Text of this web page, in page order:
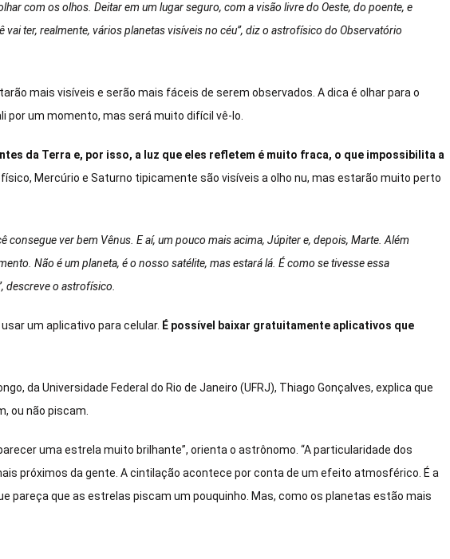
com os olhos. Deitar em um lugar seguro, com a visão livre do Oeste, do poente, e
vai ter, realmente, vários planetas visíveis no céu”, diz o astrofísico do Observatório
mais visíveis e serão mais fáceis de serem observados. A dica é olhar para o
por um momento, mas será muito difícil vê-lo.
da Terra e, por isso, a luz que eles refletem é muito fraca, o que impossibilita a
Mercúrio e Saturno tipicamente são visíveis a olho nu, mas estarão muito perto
consegue ver bem Vênus. E aí, um pouco mais acima, Júpiter e, depois, Marte. Além
Não é um planeta, é o nosso satélite, mas estará lá. É como se tivesse essa
descreve o astrofísico.
um aplicativo para celular. É possível baixar gratuitamente aplicativos que
da Universidade Federal do Rio de Janeiro (UFRJ), Thiago Gonçalves, explica que
ou não piscam.
uma estrela muito brilhante”, orienta o astrônomo. “A particularidade dos
próximos da gente. A cintilação acontece por conta de um efeito atmosférico. É a
pareça que as estrelas piscam um pouquinho. Mas, como os planetas estão mais